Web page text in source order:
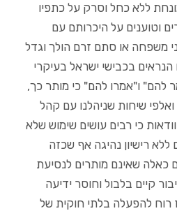
ללא כחל וסרק על כתפיו
וטוענים על היכרותם עם
משפחה או סתם זרם הולך וגדל
בכבישי ישראל בעיקרי
להם" ו"אמרו להם" כי מותר כך,
שיחות שניהלנו עם קהל
כי רבים עושים שימוש שלא
ללא רישיון נהיגה אף שכזה
כאלה שאינם מותרים לנסיעת
קיים בלבול וחוסר ידיעה
רוח להפעלה בלתי חוקית של